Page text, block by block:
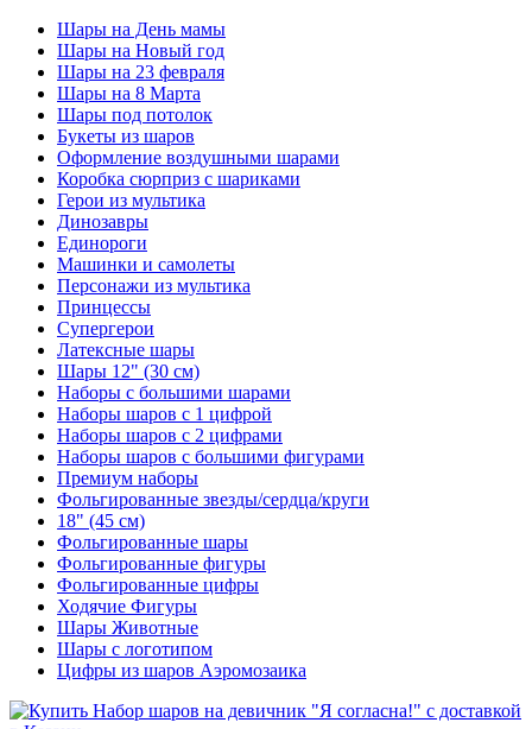
Шары на День мамы
Шары на Новый год
Шары на 23 февраля
Шары на 8 Марта
Шары под потолок
Букеты из шаров
Оформление воздушными шарами
Коробка сюрприз с шариками
Герои из мультика
Динозавры
Единороги
Машинки и самолеты
Персонажи из мультика
Принцессы
Супергерои
Латексные шары
Шары 12" (30 см)
Наборы с большими шарами
Наборы шаров с 1 цифрой
Наборы шаров с 2 цифрами
Наборы шаров с большими фигурами
Премиум наборы
Фольгированные звезды/сердца/круги
18" (45 см)
Фольгированные шары
Фольгированные фигуры
Фольгированные цифры
Ходячие Фигуры
Шары Животные
Шары с логотипом
Цифры из шаров Аэромозаика